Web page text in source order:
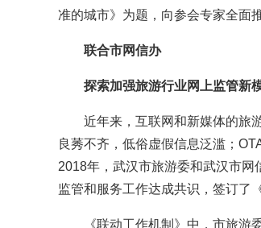
准的城市》为题，向参会专家全面
联合市网信办
探索加强旅游行业网上监管新
近年来，互联网和新媒体的旅游
良莠不齐，低俗虚假信息泛滥；
2018年，武汉市旅游委和武汉市
监管和服务工作达成共识，签订了
《联动工作机制》中，市旅游委